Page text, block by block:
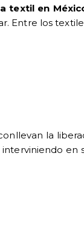
textil en
Entre los
la